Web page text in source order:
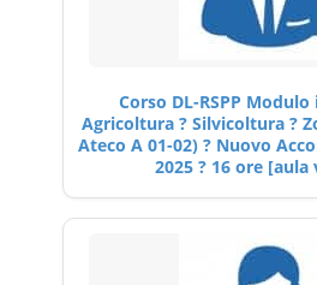
Corso DL-RSPP
Agricoltura ? Silvicoltura ?
Ateco A 01-02) ? Nuovo
2025 ? 16 ore